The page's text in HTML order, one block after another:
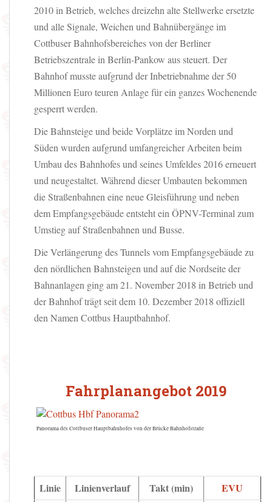
2010 in Betrieb, welches dreizehn alte Stellwerke ersetzte
und alle Signale, Weichen und Bahnübergänge im
Cottbuser Bahnhofsbereiches von der Berliner
Betriebszentrale in Berlin-Pankow aus steuert. Der
Bahnhof musste aufgrund der Inbetriebnahme der 50
Millionen Euro teuren Anlage für ein ganzes Wochenende
gesperrt werden.
Die Bahnsteige und beide Vorplätze im Norden und
Süden wurden aufgrund umfangreicher Arbeiten beim
Umbau des Bahnhofes und seines Umfeldes 2016 erneuert
und neugestaltet. Während dieser Umbauten bekommen
die Straßenbahnen eine neue Gleisführung und neben
dem Empfangsgebäude entsteht ein ÖPNV-Terminal zum
Umstieg auf Straßenbahnen und Busse.
Die Verlängerung des Tunnels vom Empfangsgebäude zu
den nördlichen Bahnsteigen und auf die Nordseite der
Bahnanlagen ging am 21. November 2018 in Betrieb und
der Bahnhof trägt seit dem 10. Dezember 2018 offiziell
den Namen Cottbus Hauptbahnhof.
Fahrplanangebot 2019
Panorama des Cottbuser Hauptbahnhofes von der Brücke Bahnhofstraße
Linie Linienverlauf Takt (min) EVU